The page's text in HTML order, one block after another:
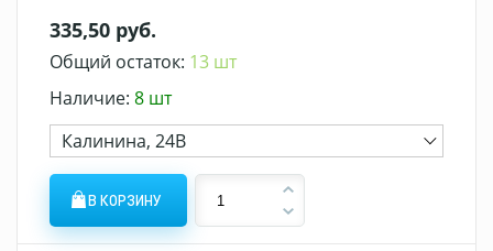
335,50 руб.
Общий остаток: 13 шт
Наличие: 8 шт
Калинина, 24В
В КОРЗИНУ